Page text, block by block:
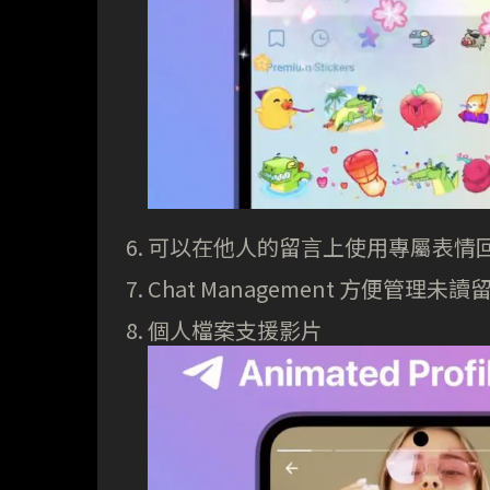
可以在他人的留言上使用專屬表情
Chat Management 方便管理未讀
個人檔案支援影片